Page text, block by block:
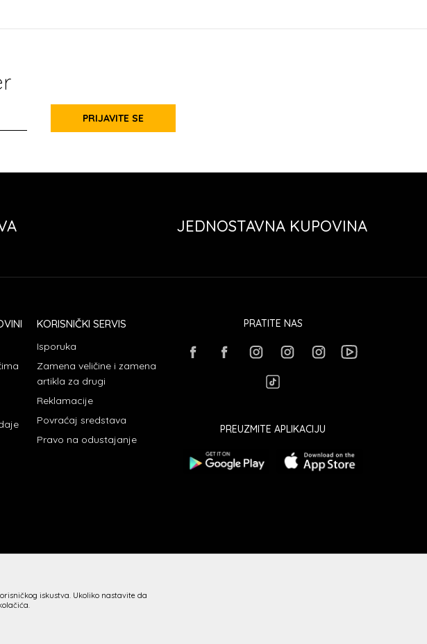
PRIJAVITE SE
JEDNOSTAVNA KUPOVINA
KORISNIČKI SERVIS
Isporuka
Zamena veličine i zamena
artikla za drugi
Reklamacije
Povraćaj sredstava
Pravo na odustajanje
PRATITE NAS
PREUZMITE APLIKACIJU
iskustva. Ukoliko nastavite da